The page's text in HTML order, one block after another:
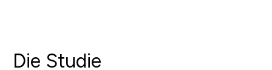
Die Studie